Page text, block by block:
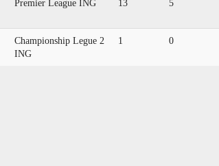
Premier League ING 13 5
Championship Legue 2
ING
1 0